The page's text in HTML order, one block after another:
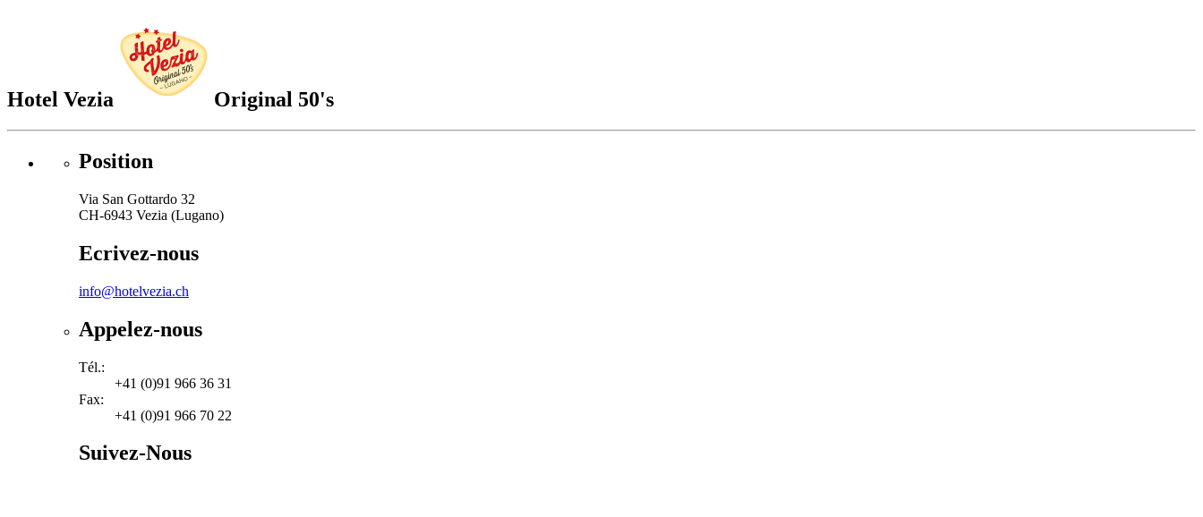
Hotel Vezia Original 50's
Position
Via San Gottardo 32
CH-6943 Vezia (Lugano)
Ecrivez-nous
info@hotelvezia.ch
Appelez-nous
Tél.:
+41 (0)91 966 36 31
Fax:
+41 (0)91 966 70 22
Suivez-Nous